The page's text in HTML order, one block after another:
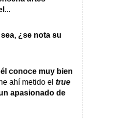
...
¿se nota su
conoce muy bien
ahí metido el true
apasionado de